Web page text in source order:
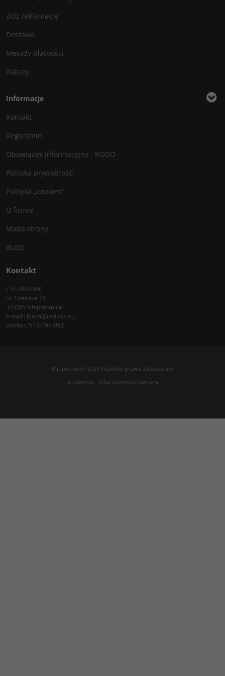
Złóż reklamację
Dostawa
Metody płatności
Rabaty
Informacje
Kontakt
Regulamin
Obowiązek informacyjny - RODO
Polityka prywatności
Polityka „cookies”
O firmie
Mapa strony
BLOG
Kontakt
F.H. RADPAK
ul. Grabska 21
32-005 Niepołomice
e-mail: biuro@radpak.eu
telefon: 513-197-082
Radpak.eu @ 2023 Wszelkie prawa zastrzeżone
InfoSerwis - InternetoweSklepy.org